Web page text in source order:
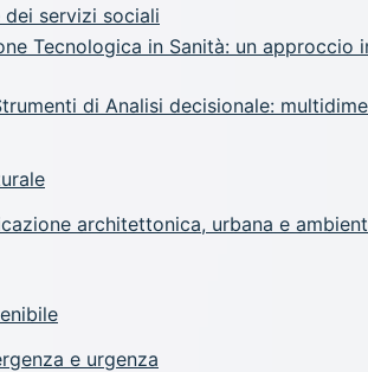
servizi sociali
Tecnologica in Sanità: un approccio
di Analisi decisionale:
architettonica, urbana e
e urgenza